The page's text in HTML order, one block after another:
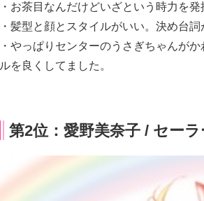
・お茶目なんだけどいざという時力を発
・髪型と顔とスタイルがいい。決め台詞
・やっぱりセンターのうさぎちゃんが
ルを良くしてました。
第2位：愛野美奈子 / セー